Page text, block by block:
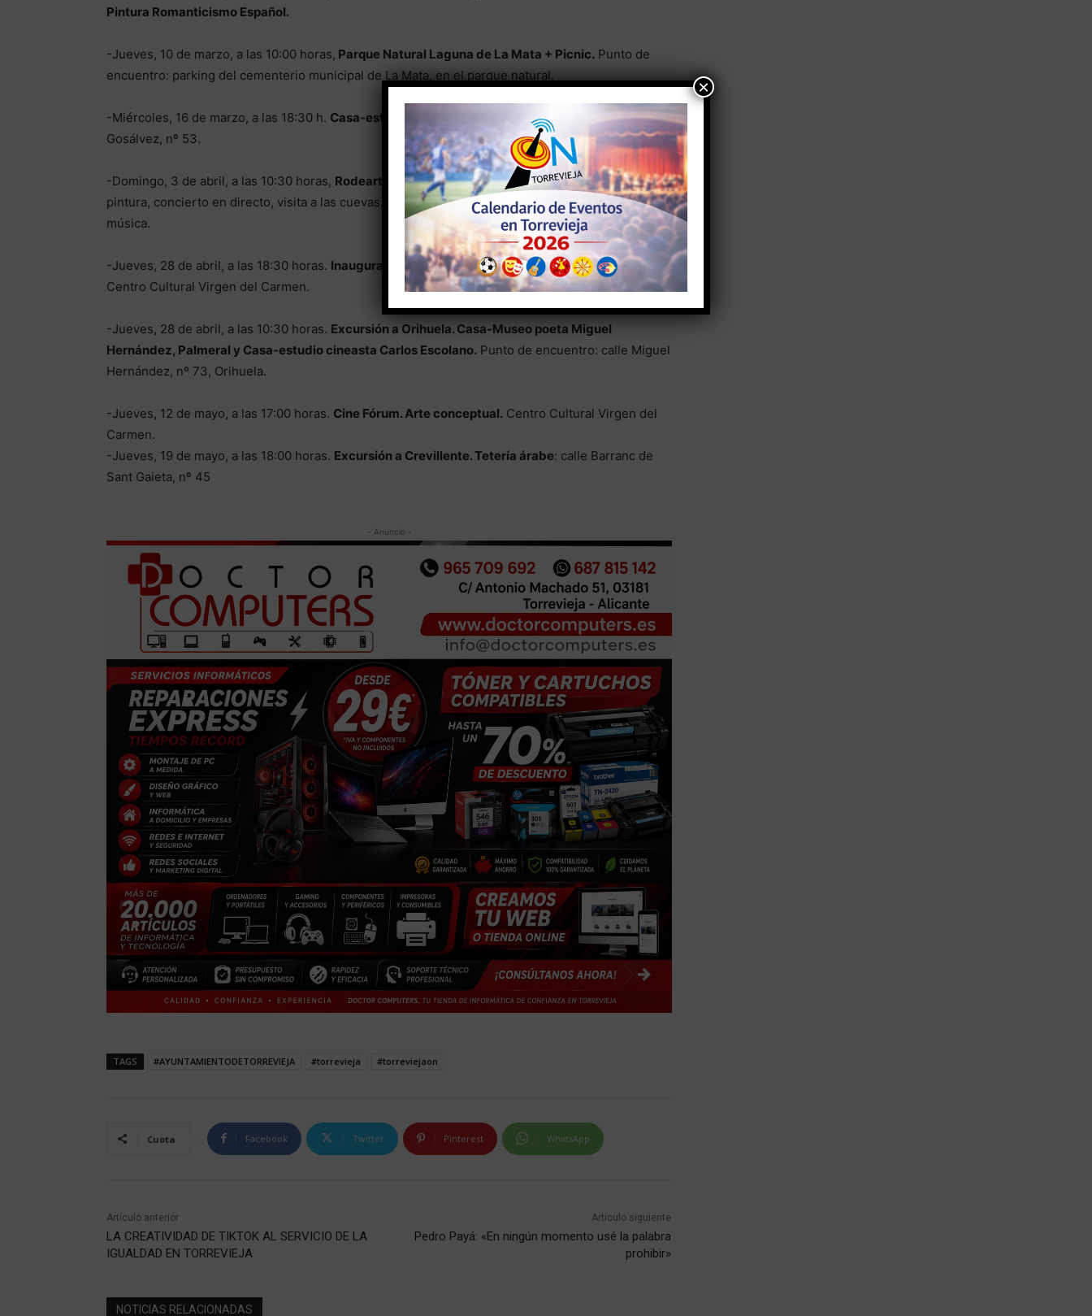
Pintura Romanticismo Español.
-Jueves, 10 de marzo, a las 10:00 horas, Parque Natural Laguna de La Mata + Picnic. Punto de
encuentro: parking del cementerio municipal de La Mata, en el parque natural.
-Miércoles, 16 de marzo, a las 18:30 h. Casa-estudio del pintor Israel Nicolás. Calle Clemente
Gosálvez, nº 53.
-Domingo, 3 de abril, a las 10:30 horas, Rodearte. Cuevas de Rodeo, Rojales.Exposición de
pintura, concierto en directo, visita a las cuevas. Punto de encuentro: junto al escenario de
música.
-Jueves, 28 de abril, a las 18:30 horas. Inauguración expo alumnos Escuela Municipal de Pintura.
Centro Cultural Virgen del Carmen.
-Jueves, 28 de abril, a las 10:30 horas. Excursión a Orihuela. Casa-Museo poeta Miguel
Hernández, Palmeral y Casa-estudio cineasta Carlos Escolano. Punto de encuentro: calle Miguel
Hernández, nº 73, Orihuela.
-Jueves, 12 de mayo, a las 17:00 horas. Cine Fórum. Arte conceptual. Centro Cultural Virgen del
Carmen.
-Jueves, 19 de mayo, a las 18:00 horas. Excursión a Crevillente. Tetería árabe: calle Barranc de
Sant Gaieta, nº 45
- Anuncio -
TAGS #AYUNTAMIENTODETORREVIEJA #torrevieja #torreviejaon
Cuota Facebook Twitter Pinterest WhatsApp
Artículo anterior
LA CREATIVIDAD DE TIKTOK AL SERVICIO DE LA
IGUALDAD EN TORREVIEJA
Artículo siguiente
Pedro Payá: «En ningún momento usé la palabra
prohibir»
NOTICIAS RELACIONADAS
×